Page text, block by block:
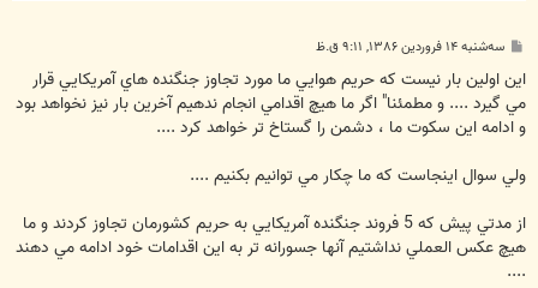
ت
سه‌شنبه ۱۴ فروردین ۱۳۸۶, ۹:۱۱ ق.ظ
اين اولين بار نيست كه حريم هوايي ما مورد تجاوز جنگنده هاي آمريكايي قرار
مي گيرد .... و مطمئنا" اگر ما هيچ اقدامي انجام ندهيم آخرين بار نيز نخواهد بود
و ادامه اين سكوت ما ، دشمن را گستاخ تر خواهد كرد ....
ولي سوال اينجاست كه ما چكار مي توانيم بكنيم ....
از مدتي پيش كه 5 فروند جنگنده آمريكايي به حريم كشورمان تجاوز كردند و ما
هيچ عكس العملي نداشتيم آنها جسورانه تر به اين اقدامات خود ادامه مي دهند
....